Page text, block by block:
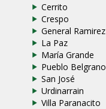
Cerrito
Crespo
General Ramirez
La Paz
María Grande
Pueblo Belgrano
San José
Urdinarrain
Villa Paranacito